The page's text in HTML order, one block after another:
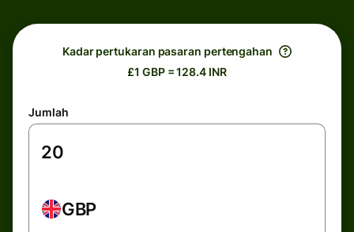
Kadar pertukaran pasaran pertengahan
£1 GBP = 128.4 INR
Jumlah
GBP